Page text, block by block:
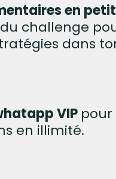
en
challenge
dans
VIP
en illimité.